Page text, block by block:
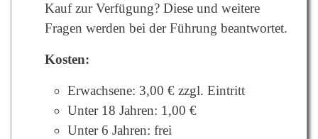
Kauf zur Verfügung? Diese und weitere
Fragen werden bei der Führung beantwortet.
Kosten:
Erwachsene: 3,00 € zzgl. Eintritt
Unter 18 Jahren: 1,00 €
Unter 6 Jahren: frei